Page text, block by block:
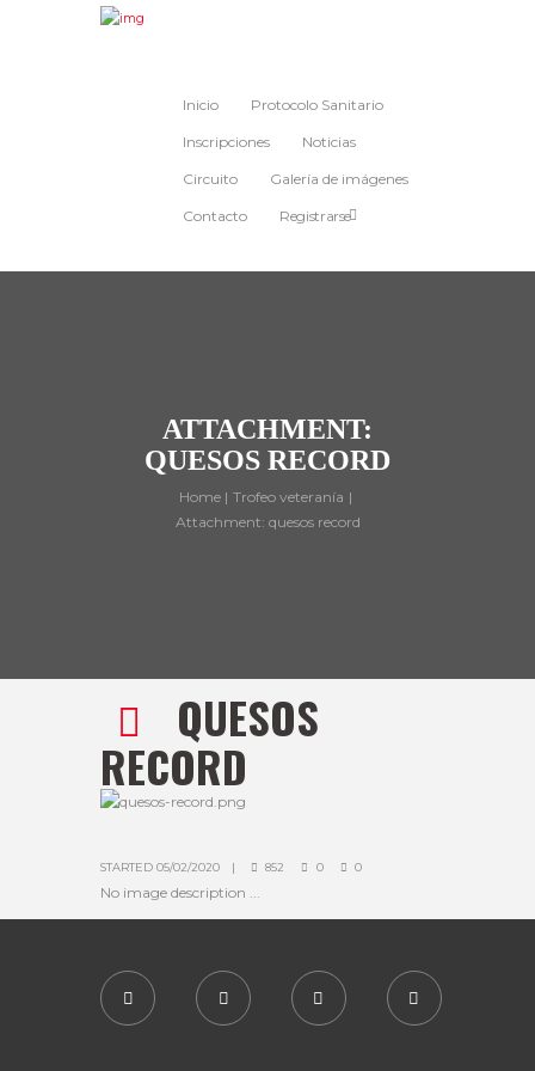
Inicio Protocolo Sanitario
Inscripciones Noticias
Circuito Galería de imágenes
Contacto Registrarse
ATTACHMENT:
QUESOS RECORD
Home
Trofeo veteranía
Attachment: quesos record
QUESOS
RECORD
STARTED 05/02/2020 852 0 0
No image description ...